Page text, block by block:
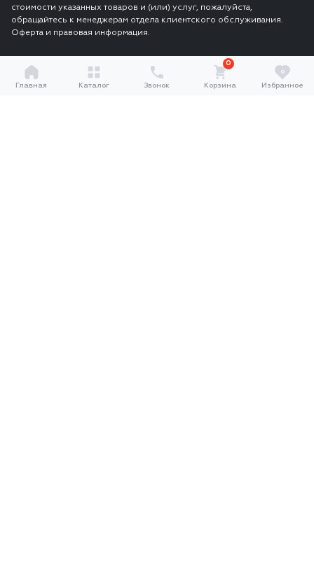
стоимости указанных товаров и (или) услуг, пожалуйста,
обращайтесь к менеджерам отдела клиентского обслуживания.
Оферта и правовая информация.
Главная Каталог Звонок
0
Корзина
0
Избранное